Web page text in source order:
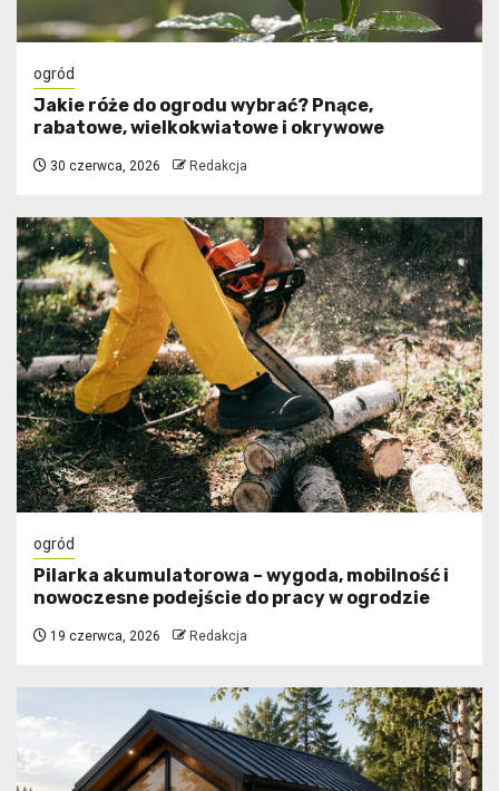
ogród
Jakie róże do ogrodu wybrać? Pnące,
rabatowe, wielkokwiatowe i okrywowe
30 czerwca, 2026 Redakcja
ogród
Pilarka akumulatorowa – wygoda, mobilność i
nowoczesne podejście do pracy w ogrodzie
19 czerwca, 2026 Redakcja